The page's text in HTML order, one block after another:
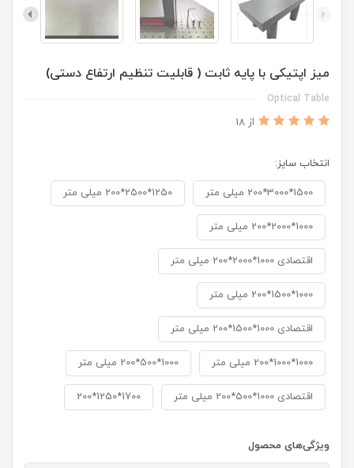
میز اپتیکی با پایه ثابت ( قابلیت تنظیم ارتفاع دستی)
Optical Table
از 18
انتخاب سایز:
1500*3000*200 میلی متر 1250*2500*200 میلی متر
1000*2000*200 میلی متر
اقتصادی 1000*2000*200 میلی متر
1000*1500*200 میلی متر
اقتصادی 1000*1500*200 میلی متر
1000*1000*200 میلی متر 1000*500*200 میلی متر
اقتصادی 1000*500*200 میلی متر 1700*1250*200
ویژگی‌های محصول